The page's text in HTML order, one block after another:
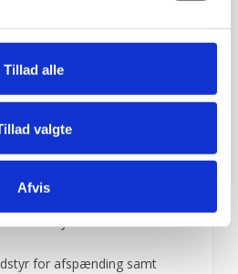
Tillad alle
valgte
Afvis
dyb tank til beskyttelse mod
hygiejneniveau med
Indbygget
og effektive sigter, holder
tid. Kombinerede vaske-
vaskeresultater, der
for afspænding samt